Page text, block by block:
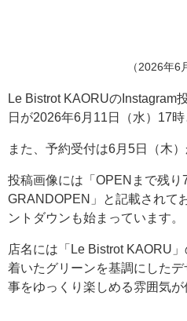
（2026年6
Le Bistrot KAORUのInstagram
日が2026年6月11日（水）17時
また、予約受付は6月5日（木）
投稿画像には「OPENまで残
GRANDOPEN」と記載されて
ントダウンも始まっています。
店名には「Le Bistrot KAORU
着いたグリーンを基調にした
事をゆっくり楽しめる雰囲気が